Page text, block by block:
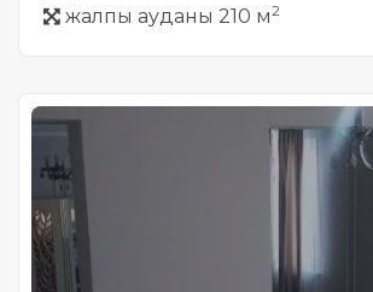
жалпы ауданы 210 м2